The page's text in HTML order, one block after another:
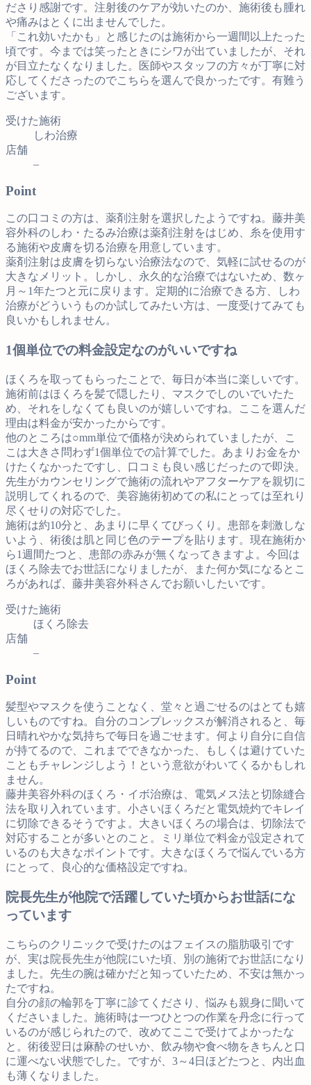
ださり感謝です。注射後のケアが効いたのか、施術後も腫れ
や痛みはとくに出ませんでした。
「これ効いたかも」と感じたのは施術から一週間以上たった
頃です。今までは笑ったときにシワが出ていましたが、それ
が目立たなくなりました。医師やスタッフの方々が丁寧に対
応してくださったのでこちらを選んで良かったです。有難う
ございます。
受けた施術
しわ治療
店舗
–
Point
この口コミの方は、薬剤注射を選択したようですね。藤井美
容外科のしわ・たるみ治療は薬剤注射をはじめ、糸を使用す
る施術や皮膚を切る治療を用意しています。
薬剤注射は皮膚を切らない治療法なので、気軽に試せるのが
大きなメリット。しかし、永久的な治療ではないため、数ヶ
月～1年たつと元に戻ります。定期的に治療できる方、しわ
治療がどういうものか試してみたい方は、一度受けてみても
良いかもしれません。
1個単位での料金設定なのがいいですね
ほくろを取ってもらったことで、毎日が本当に楽しいです。
施術前はほくろを髪で隠したり、マスクでしのいでいたた
め、それをしなくても良いのが嬉しいですね。ここを選んだ
理由は料金が安かったからです。
他のところは○mm単位で価格が決められていましたが、こ
こは大きさ問わず1個単位での計算でした。あまりお金をか
けたくなかったですし、口コミも良い感じだったので即決。
先生がカウンセリングで施術の流れやアフターケアを親切に
説明してくれるので、美容施術初めての私にとっては至れり
尽くせりの対応でした。
施術は約10分と、あまりに早くてびっくり。患部を刺激しな
いよう、術後は肌と同じ色のテープを貼ります。現在施術か
ら1週間たつと、患部の赤みが無くなってきますよ。今回は
ほくろ除去でお世話になりましたが、また何か気になるとこ
ろがあれば、藤井美容外科さんでお願いしたいです。
受けた施術
ほくろ除去
店舗
–
Point
髪型やマスクを使うことなく、堂々と過ごせるのはとても嬉
しいものですね。自分のコンプレックスが解消されると、毎
日晴れやかな気持ちで毎日を過ごせます。何より自分に自信
が持てるので、これまでできなかった、もしくは避けていた
こともチャレンジしよう！という意欲がわいてくるかもしれ
ません。
藤井美容外科のほくろ・イボ治療は、電気メス法と切除縫合
法を取り入れています。小さいほくろだと電気焼灼でキレイ
に切除できるそうですよ。大きいほくろの場合は、切除法で
対応することが多いとのこと。ミリ単位で料金が設定されて
いるのも大きなポイントです。大きなほくろで悩んでいる方
にとって、良心的な価格設定ですね。
院長先生が他院で活躍していた頃からお世話にな
っています
こちらのクリニックで受けたのはフェイスの脂肪吸引です
が、実は院長先生が他院にいた頃、別の施術でお世話になり
ました。先生の腕は確かだと知っていたため、不安は無かっ
たですね。
自分の顔の輪郭を丁寧に診てくださり、悩みも親身に聞いて
くださいました。施術時は一つひとつの作業を丹念に行って
いるのが感じられたので、改めてここで受けてよかったな
と。術後翌日は麻酔のせいか、飲み物や食べ物をきちんと口
に運べない状態でした。ですが、3～4日ほどたつと、内出血
も薄くなりました。